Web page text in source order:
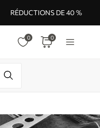
RÉDUCTIONS DE 40 %
0 0